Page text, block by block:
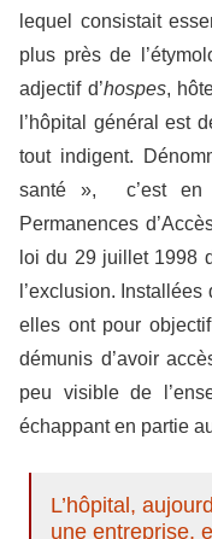
lequel consistait
plus près de
adjectif d’hospes,
l’hôpital général est
tout indigent.
santé », c’est en
Permanences
loi du 29 juillet 1998
l’exclusion.
elles ont pour
démunis d’avoir
peu visible de
échappant en partie
L’hôpital,
une entreprise,